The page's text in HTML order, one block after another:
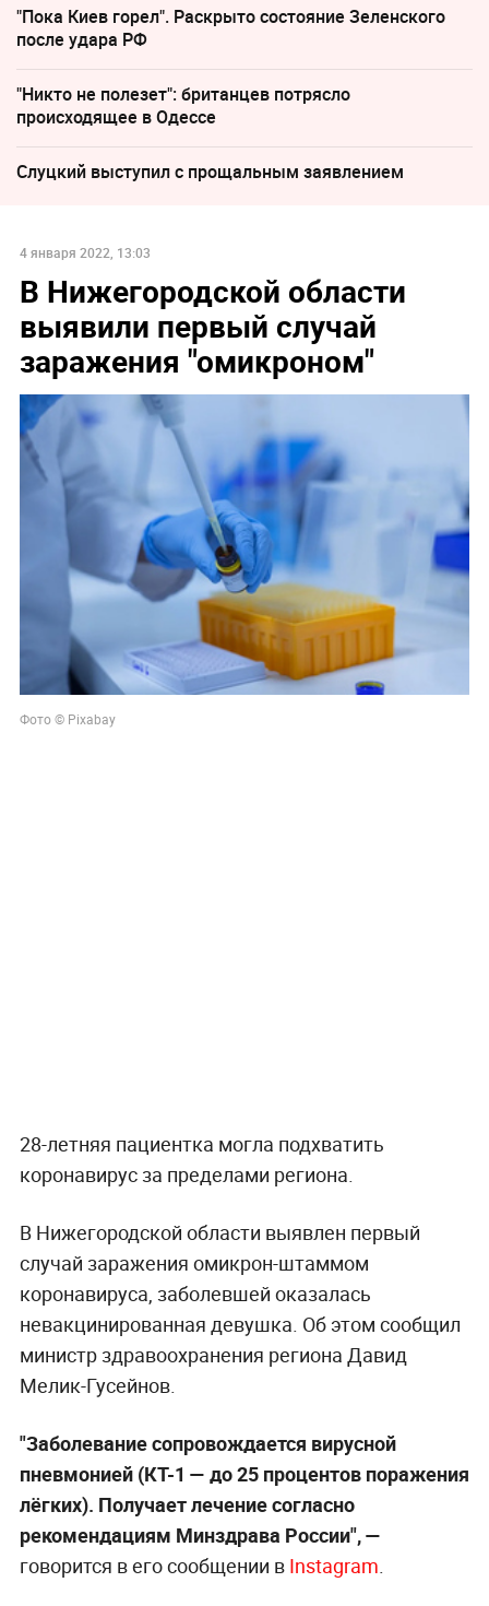
"Пока Киев горел". Раскрыто состояние Зеленского
после удара РФ
"Никто не полезет": британцев потрясло
происходящее в Одессе
Слуцкий выступил с прощальным заявлением
4 января 2022, 13:03
В Нижегородской области
выявили первый случай
заражения "омикроном"
Фото © Pixabay
28-летняя пациентка могла подхватить
коронавирус за пределами региона.
В Нижегородской области выявлен первый
случай заражения омикрон-штаммом
коронавируса, заболевшей оказалась
невакцинированная девушка. Об этом сообщил
министр здравоохранения региона Давид
Мелик-Гусейнов.
"Заболевание сопровождается вирусной
пневмонией (КТ-1 — до 25 процентов поражения
лёгких). Получает лечение согласно
рекомендациям Минздрава России", —
говорится в его сообщении в Instagram.